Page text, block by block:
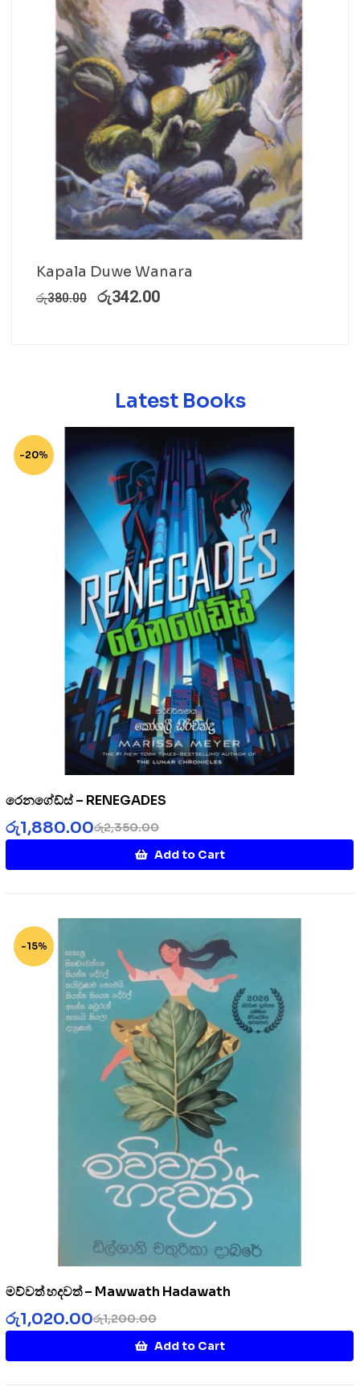
Kapala Duwe Wanara
රු380.00 රු342.00
Latest Books
-20%
රෙනගේඩ්ස් – RENEGADES
රු2,350.00
රු1,880.00
Add to Cart
-15%
මව්වත් හදවත් – Mawwath Hadawath
රු1,200.00
රු1,020.00
Add to Cart